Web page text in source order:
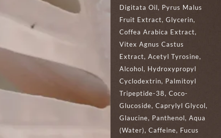
Digitata Oil, Pyrus Malus
Fruit Extract, Glycerin,
Coffea Arabica Extract,
Vitex Agnus Castus
Extract, Acetyl Tyrosine,
Alcohol, Hydroxypropyl
Cyclodextrin, Palmitoyl
Tripeptide-38, Coco-
Glucoside, Caprylyl Glycol,
Glaucine, Panthenol, Aqua
(Water), Caffeine, Fucus